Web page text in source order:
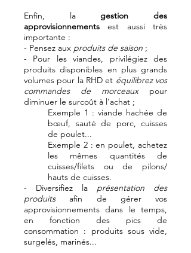
Enfin, lagestion des
approvisionnements est aussi très
importante :
- Pensez aux produits de saison ;
- Pour les viandes, privilégiez des
produits disponibles en plus grands
volumes pour la RHD et équilibrez vos
commandes de morceauxpour
diminuer le surcoût à l'achat ;
Exemple 1 : viande hachée de
bœuf, sauté de porc, cuisses
de poulet...
Exemple 2 : en poulet, achetez
les mêmes quantités de
cuisses/filets ou de pilons/
hauts de cuisses.
- Diversifiez la présentation des
produitsafin de gérer vos
approvisionnements dans le temps,
en fonction des pics de
consommation : produits sous vide,
surgelés, marinés...